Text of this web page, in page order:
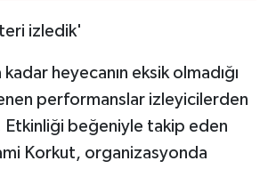
izledik'
heyecanın eksik olmadığı
performanslar izleyicilerden
Etkinliği beğeniyle takip eden
Korkut, organizasyonda